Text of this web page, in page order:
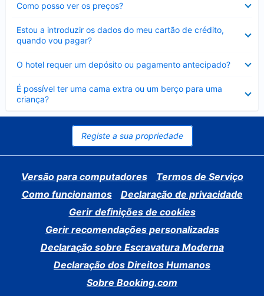
Como posso ver os preços?
fechado
Estou a introduzir os dados do meu cartão de crédito,
quando vou pagar?
fechado
O hotel requer um depósito ou pagamento antecipado?
fechado
É possível ter uma cama extra ou um berço para uma
criança?
Elemento
fechado
Registe a sua propriedade
Versão para computadores
Termos de Serviço
Como funcionamos
Declaração de privacidade
Gerir definições de cookies
Gerir recomendações personalizadas
Declaração sobre Escravatura Moderna
Declaração dos Direitos Humanos
Sobre Booking.com